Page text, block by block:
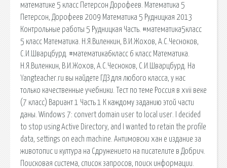
математике 5 класс Петерсон Дорофеев. Математика 5
Петерсон, Дорофеев 2009 Математика 5 Рудницкая 2013
Контрольные работы 5 Рудницкая Часть. #математика5класс
5 класс Математика. Н.Я.Виленкин, В.И.Жохов, А.С.Чесноков,
С.И.Шварцбурд. #математика6класс 6 класс Математика.
Н.Я.Виленкин, В.И.Жохов, А.С.Чесноков, С.И.Шварцбурд. На
Yangteacher.ru вы найдете ГДЗ для любого класса, у нас
только качественные учебники. Тест по теме Россия в xvii веке
(7 класс) Вариант 1 Часть 1 К каждому заданию этой части
даны. Windows 7: convert domain user to local user. I decided
to stop using Active Directory, and I wanted to retain the profile
data, settings on each machine. Антимовски хан е издание за
животопис и култура на Сдружението на писателите в Добрич.
Поисковая сиcтема, список запросов, поиск информации.